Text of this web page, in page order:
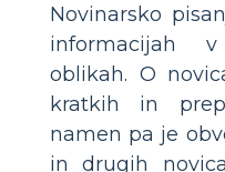
Novinarsko
informacijah
oblikah. O
kratkih in
namen pa je
in drugih